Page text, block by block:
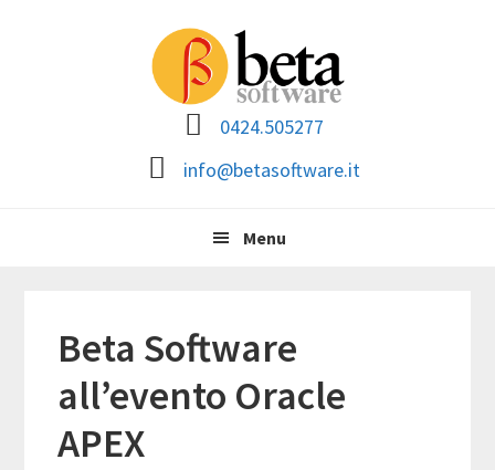
0424.505277
info@betasoftware.it
Menu
Beta Software
all’evento Oracle
APEX